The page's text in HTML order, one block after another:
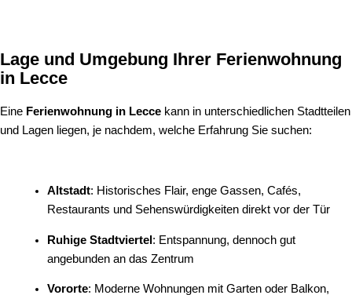
Lage und Umgebung Ihrer Ferienwohnung
in Lecce
Eine Ferienwohnung in Lecce kann in unterschiedlichen Stadtteilen
und Lagen liegen, je nachdem, welche Erfahrung Sie suchen:
Altstadt: Historisches Flair, enge Gassen, Cafés,
Restaurants und Sehenswürdigkeiten direkt vor der Tür
Ruhige Stadtviertel : Entspannung, dennoch gut
angebunden an das Zentrum
Vororte: Moderne Wohnungen mit Garten oder Balkon,